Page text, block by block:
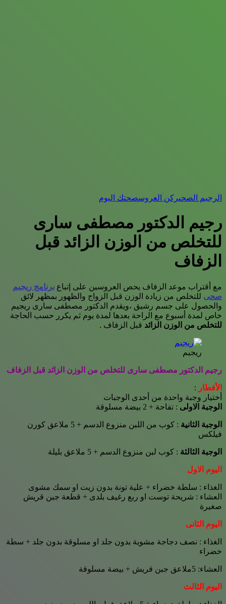
الرجيم الصحىركن العروسصحتك اليوم
رجيم الدكتور مصطفى سارى
للتخلص من الوزن الزائد قبل
الزفاف
مع أقتراب موعد الزفاف يحص العروسين على إتباع برنامج ريجيم
صحى للتخلص من زيادة الوزن قبل الزواج والظهور بمظهر لائق
والحصول على جسم رشيق ،ويقدم الدكتور مصطفى سارى ريجيم
خاص لمدة أسبوع مع الراحة بعدها لمدة يوم ثم يكرر حسب الحاجة
للتخلص من الوزن الزائد قبل الزفاف .
ريجيم
رجيم الدكتور مصطفى سارى للتخلص من الوزن الزائد قبل الزفاف
الأفطار :
أختيار وجبة واحدة من أحدى الوجبات
الوجبة الاولى : تفاحة + 2 بيضة مسلوقة
الوجبة الثانية
: كوب من اللبن منزوع الدسم + 5 ملاعق كورن
فيلكس
الوجبة الثالثة : كوب لبن منزوع الدسم + 5 ملاعق بليلة
اليوم الاول
الغذاء : سلطة خضراء + علية تونة بدون زيت او سمك مشوى
العشاء : شريحة توست او ربع رغيف بلدى + قطعة جبن قريش
صغيرة
اليوم الثانى
الغذاء : نصف دجاجة مشوية بدون جلد او مسلوقة بدون جلد + سطة
خضراء
العشاء: 5ملاعق جبن قريش + بيضة مسلوقة
اليوم الثالث